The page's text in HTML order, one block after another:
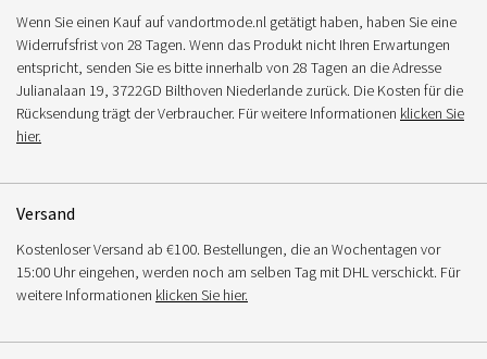
Wenn Sie einen Kauf auf vandortmode.nl getätigt haben, haben Sie eine
Widerrufsfrist von 28 Tagen. Wenn das Produkt nicht Ihren Erwartungen
entspricht, senden Sie es bitte innerhalb von 28 Tagen an die Adresse
Julianalaan 19, 3722GD Bilthoven Niederlande zurück. Die Kosten für die
Rücksendung trägt der Verbraucher. Für weitere Informationen klicken Sie
hier.
Versand
Kostenloser Versand ab €100. Bestellungen, die an Wochentagen vor
15:00 Uhr eingehen, werden noch am selben Tag mit DHL verschickt. Für
weitere Informationen klicken Sie hier.